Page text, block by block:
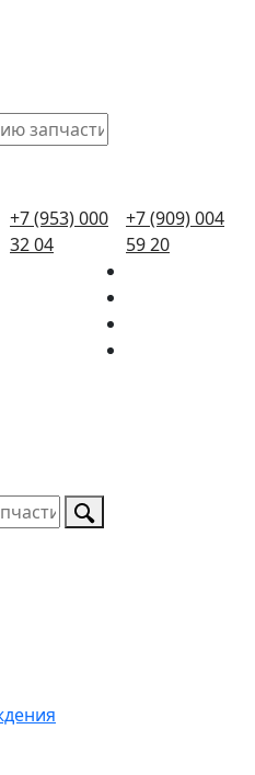
+7 (953) 000
32 04
+7 (909) 004
59 20